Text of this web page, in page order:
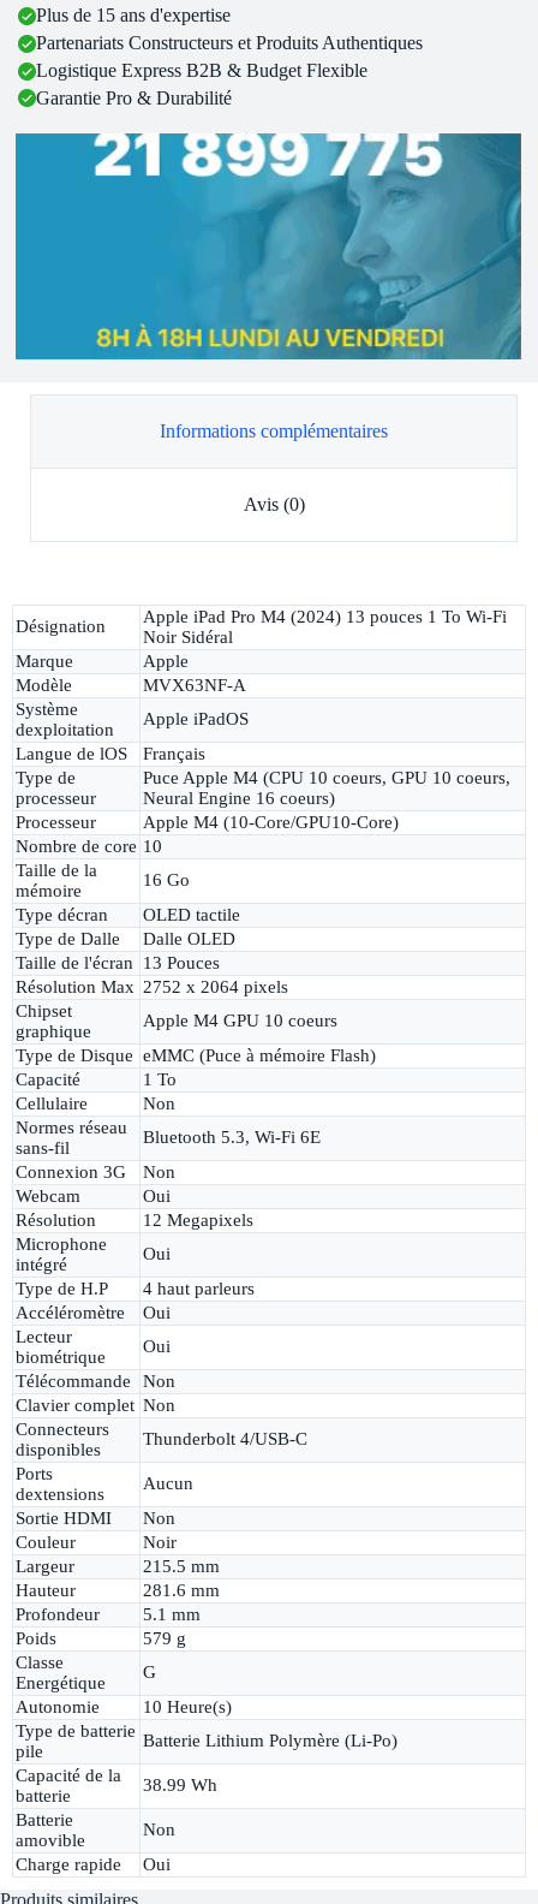
Plus de 15 ans d'expertise
Partenariats Constructeurs et Produits Authentiques
Logistique Express B2B & Budget Flexible
Garantie Pro & Durabilité
Informations complémentaires
Avis (0)
Désignation
Apple iPad Pro M4 (2024) 13 pouces 1 To Wi-Fi
Noir Sidéral
Marque
Apple
Modèle
MVX63NF-A
Système
dexploitation
Apple iPadOS
Langue de lOS
Français
Type de
processeur
Puce Apple M4 (CPU 10 coeurs, GPU 10 coeurs,
Neural Engine 16 coeurs)
Processeur
Apple M4 (10-Core/GPU10-Core)
Nombre de core 10
Taille de la
mémoire
16 Go
Type décran
OLED tactile
Type de Dalle
Dalle OLED
Taille de l'écran
13 Pouces
Résolution Max 2752 x 2064 pixels
Chipset
graphique
Apple M4 GPU 10 coeurs
Type de Disque eMMC (Puce à mémoire Flash)
Capacité
1 To
Cellulaire
Non
Normes réseau
sans-fil
Bluetooth 5.3, Wi-Fi 6E
Connexion 3G
Non
Webcam
Oui
Résolution
12 Megapixels
Microphone
intégré
Oui
Type de H.P
4 haut parleurs
Accéléromètre
Oui
Lecteur
biométrique
Oui
Télécommande
Non
Clavier complet Non
Connecteurs
disponibles
Thunderbolt 4/USB-C
Ports
dextensions
Aucun
Sortie HDMI
Non
Couleur
Noir
Largeur
215.5 mm
Hauteur
281.6 mm
Profondeur
5.1 mm
Poids
579 g
Classe
Energétique
G
Autonomie
10 Heure(s)
Type de batterie
pile
Batterie Lithium Polymère (Li-Po)
Capacité de la
batterie
38.99 Wh
Batterie
amovible
Non
Charge rapide
Oui